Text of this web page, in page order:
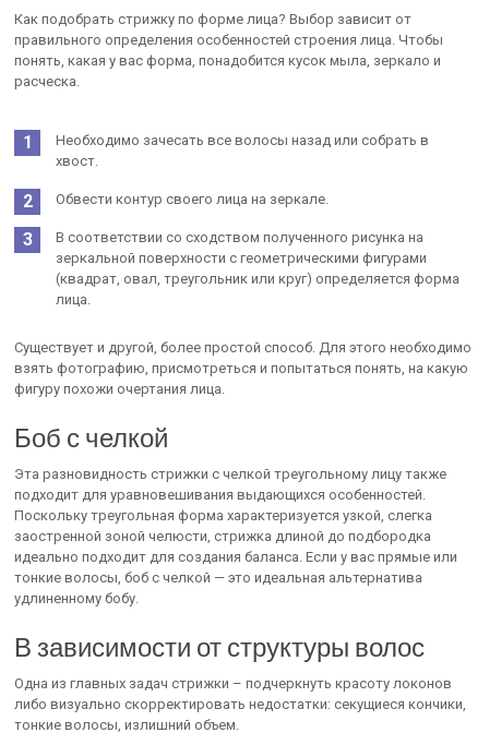
Как подобрать стрижку по форме лица? Выбор зависит от
правильного определения особенностей строения лица. Чтобы
понять, какая у вас форма, понадобится кусок мыла, зеркало и
расческа.
Необходимо зачесать все волосы назад или собрать в
хвост.
Обвести контур своего лица на зеркале.
В соответствии со сходством полученного рисунка на
зеркальной поверхности с геометрическими фигурами
(квадрат, овал, треугольник или круг) определяется форма
лица.
Существует и другой, более простой способ. Для этого необходимо
взять фотографию, присмотреться и попытаться понять, на какую
фигуру похожи очертания лица.
Боб с челкой
Эта разновидность стрижки с челкой треугольному лицу также
подходит для уравновешивания выдающихся особенностей.
Поскольку треугольная форма характеризуется узкой, слегка
заостренной зоной челюсти, стрижка длиной до подбородка
идеально подходит для создания баланса. Если у вас прямые или
тонкие волосы, боб с челкой — это идеальная альтернатива
удлиненному бобу.
В зависимости от структуры волос
Одна из главных задач стрижки – подчеркнуть красоту локонов
либо визуально скорректировать недостатки: секущиеся кончики,
тонкие волосы, излишний объем.